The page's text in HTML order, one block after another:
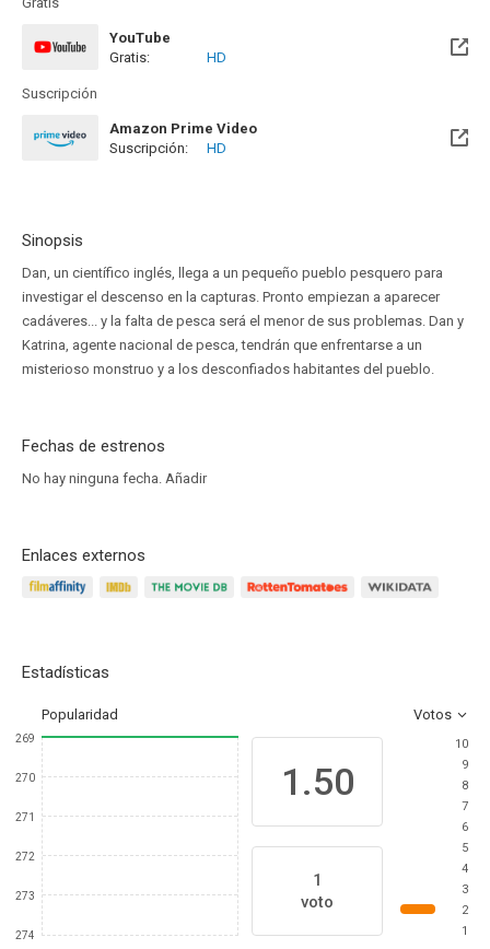
YouTube
Gratis:
HD
Suscripción
Amazon Prime Video
Suscripción:
HD
Sinopsis
Dan, un científico inglés, llega a un pequeño pueblo pesquero para
investigar el descenso en la capturas. Pronto empiezan a aparecer
cadáveres... y la falta de pesca será el menor de sus problemas. Dan y
Katrina, agente nacional de pesca, tendrán que enfrentarse a un
misterioso monstruo y a los desconfiados habitantes del pueblo.
Fechas de estrenos
No hay ninguna fecha. Añadir
Enlaces externos
Estadísticas
Popularidad Votos
269
270
271
272
273
274
1.50
1
voto
10
9
8
7
6
5
4
3
2
1